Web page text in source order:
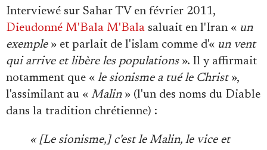
Interviewé sur Sahar TV en février 2011,
Dieudonné M'Bala M'Bala saluait en l'Iran « un
exemple» et parlait de l'islam comme d'« un vent
qui arrive et libère les populations». Il y affirmait
notamment que « le sionisme a tué le Christ»,
l'assimilant au « Malin» (l'un des noms du Diable
dans la tradition chrétienne) :
« [Le sionisme,] c'est le Malin, le vice et